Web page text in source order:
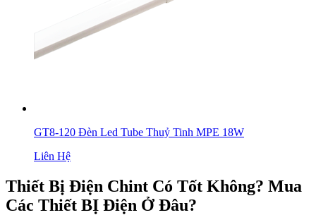
GT8-120 Đèn Led Tube Thuỷ Tinh MPE 18W
Liên Hệ
Thiết Bị Điện Chint Có Tốt Không? Mua
Các Thiết BỊ Điện Ở Đâu?